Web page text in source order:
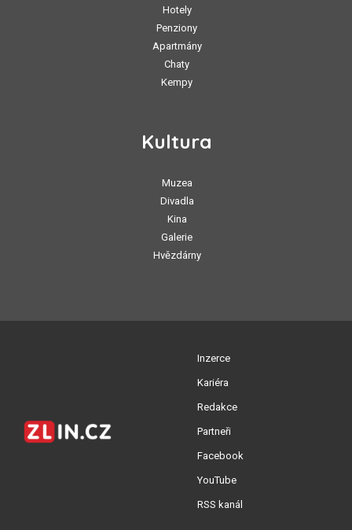
Hotely
Penziony
Apartmány
Chaty
Kempy
Kultura
Muzea
Divadla
Kina
Galerie
Hvězdárny
Inzerce
Kariéra
Redakce
Partneři
Facebook
YouTube
RSS kanál